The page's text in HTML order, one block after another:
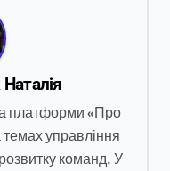
платформи «Про
темах управління
команд. У